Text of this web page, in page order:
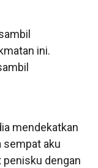
ini.
mendekatkan
sempat aku
dengan